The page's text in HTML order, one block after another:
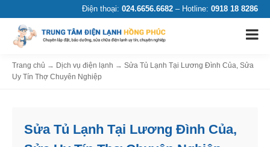
Điện thoại: 024.6656.6682 – Hotline: 0918 18 8286
Trang chủ → Dịch vụ điện lạnh → Sửa Tủ Lạnh Tại Lương Đình Của, Sửa
Uy Tín Thợ Chuyên Nghiệp
Sửa Tủ Lạnh Tại Lương Đình Của,